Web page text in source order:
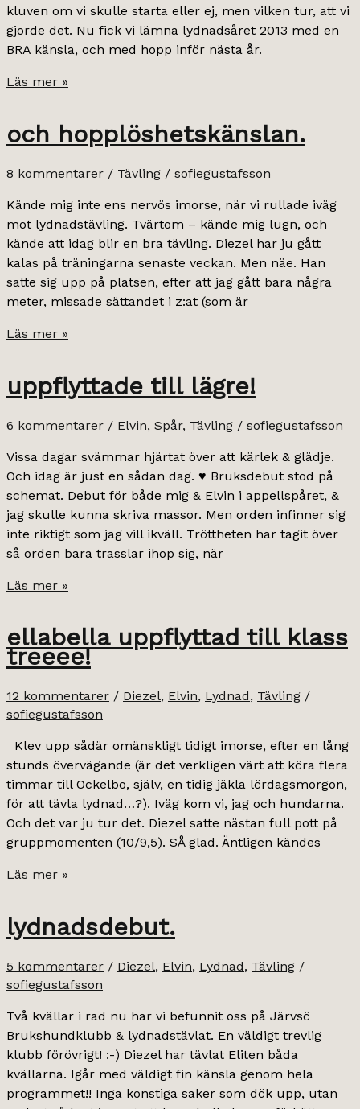
kluven om vi skulle starta eller ej, men vilken tur, att vi
gjorde det. Nu fick vi lämna lydnadsåret 2013 med en
BRA känsla, och med hopp inför nästa år.
5,5
Läs mer »
och hopplöshetskänslan.
8 kommentarer / Tävling / sofiegustafsson
Kände mig inte ens nervös imorse, när vi rullade iväg
mot lydnadstävling. Tvärtom – kände mig lugn, och
kände att idag blir en bra tävling. Diezel har ju gått
kalas på träningarna senaste veckan. Men näe. Han
satte sig upp på platsen, efter att jag gått bara några
meter, missade sättandet i z:at (som är
och
Läs mer »
uppflyttade till lägre!
6 kommentarer / Elvin, Spår, Tävling / sofiegustafsson
Vissa dagar svämmar hjärtat över att kärlek & glädje.
Och idag är just en sådan dag. ♥ Bruksdebut stod på
schemat. Debut för både mig & Elvin i appellspåret, &
jag skulle kunna skriva massor. Men orden infinner sig
inte riktigt som jag vill ikväll. Tröttheten har tagit över
så orden bara trasslar ihop sig, när
uppflyttade
Läs mer »
ellabella uppflyttad till klass
treeee!
12 kommentarer / Diezel, Elvin, Lydnad, Tävling /
sofiegustafsson
Klev upp sådär omänskligt tidigt imorse, efter en lång
stunds övervägande (är det verkligen värt att köra flera
timmar till Ockelbo, själv, en tidig jäkla lördagsmorgon,
för att tävla lydnad…?). Iväg kom vi, jag och hundarna.
Och det var ju tur det. Diezel satte nästan full pott på
gruppmomenten (10/9,5). SÅ glad. Äntligen kändes
ellabella
klass
Läs mer »
lydnadsdebut.
5 kommentarer / Diezel, Elvin, Lydnad, Tävling /
sofiegustafsson
Två kvällar i rad nu har vi befunnit oss på Järvsö
Brukshundklubb & lydnadstävlat. En väldigt trevlig
klubb förövrigt! :-) Diezel har tävlat Eliten båda
kvällarna. Igår med väldigt fin känsla genom hela
programmet!! Inga konstiga saker som dök upp, utan